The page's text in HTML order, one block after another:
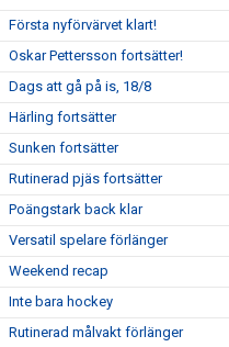
Första nyförvärvet klart!
Oskar Pettersson fortsätter!
Dags att gå på is, 18/8
Härling fortsätter
Sunken fortsätter
Rutinerad pjäs fortsätter
Poängstark back klar
Versatil spelare förlänger
Weekend recap
Inte bara hockey
Rutinerad målvakt förlänger